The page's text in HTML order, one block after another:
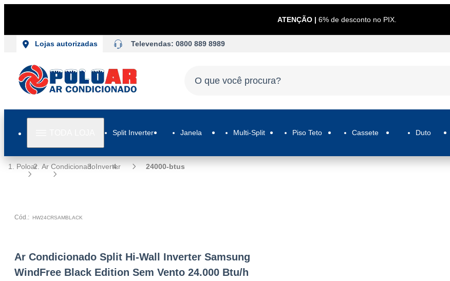
ATENÇÃO | 6% de desconto no PIX.
Lojas autorizadas Televendas: 0800 889 8989
Split Inverter Janela Multi-Split Piso Teto Cassete Duto
Poloar Ar CondicionadoInverter 24000-btus
Cód.: HW24CRSAMBLACK
Ar Condicionado Split Hi-Wall Inverter Samsung
WindFree Black Edition Sem Vento 24.000 Btu/h